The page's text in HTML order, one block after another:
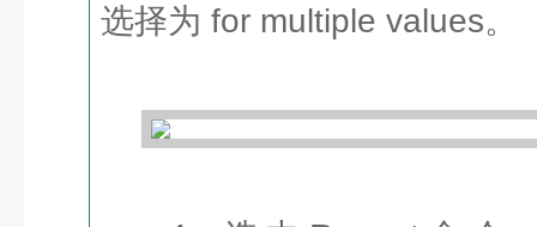
选择为 for multiple values。